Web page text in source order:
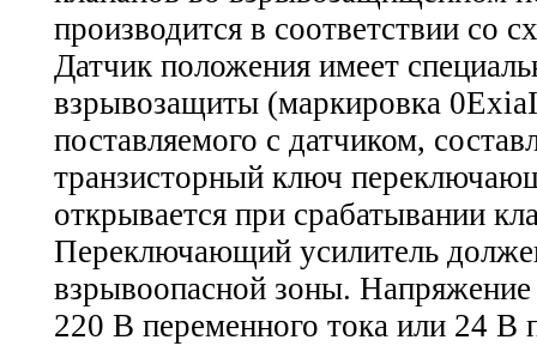
производится в соответствии со
Датчик положения имеет
взрывозащиты (маркировка
поставляемого с датчиком,
транзисторный ключ
открывается при срабатывании
Переключающий усилитель
взрывоопасной зоны.
220 В переменного тока или 24 В